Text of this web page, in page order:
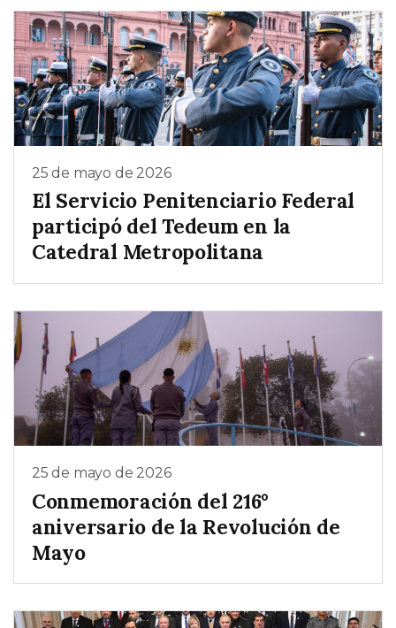
25 de mayo de 2026
El Servicio Penitenciario Federal
participó del Tedeum en la
Catedral Metropolitana
25 de mayo de 2026
Conmemoración del 216°
aniversario de la Revolución de
Mayo